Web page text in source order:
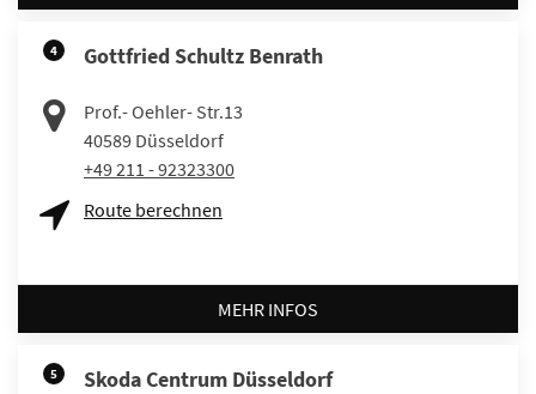
4 Gottfried Schultz Benrath
Prof.- Oehler- Str.13
40589 Düsseldorf
+49 211 - 92323300
Route berechnen
MEHR INFOS
5 Skoda Centrum Düsseldorf